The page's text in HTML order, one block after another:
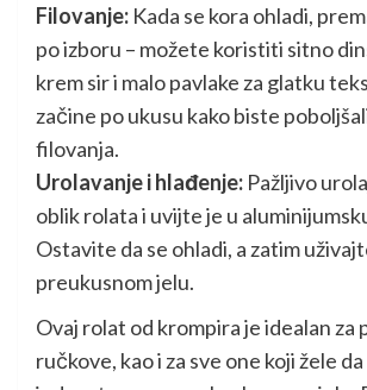
Filovanje: Kada se kora ohladi,
po izboru – možete koristiti sitno
krem sir i malo pavlake za glatku
začine po ukusu kako biste
filovanja.
Urolavanje i hlađenje: Pažljivo
oblik rolata i uvijte je u
Ostavite da se ohladi, a zatim
preukusnom jelu.
Ovaj rolat od krompira je idealan za
ručkove, kao i za sve one koji žele